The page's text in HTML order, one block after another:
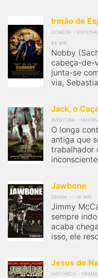
Irmão de
COMÉDIA
84 MIN
Nobby
cabeça-de-
junta-se
via,
Jack, o
AVENTURA
O longa
antiga que
trabalhador
Jawbone
DRAMA 91 MIN
Jimmy
sempre
acaba
isso, ele
Jesus de
HISTÓRICO DRAMA